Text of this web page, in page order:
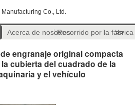
Co., Ltd.
Acerca de nosotrosRecorrido por la fábrica
>>
engranaje original compacta
cubierta del cuadrado de la
y el vehículo